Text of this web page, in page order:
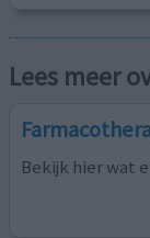
Lees meer
Bekijk hier wat